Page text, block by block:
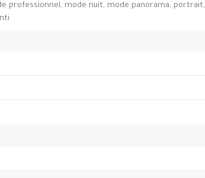
professionnel, mode nuit, mode panorama, portrait,